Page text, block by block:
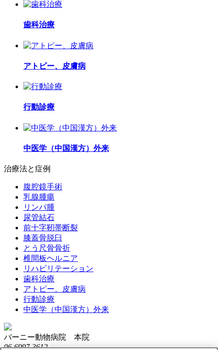
歯科治療
アトピー、皮膚病
行動診療
中医学（中国漢方）外来
治療法と症例
腹腔鏡手術
乳腺腫瘍
リンパ腫
尿管結石
前十字靭帯断裂
膝蓋骨脱臼
とう尺骨骨折
椎間板ヘルニア
リハビリテーション
歯科治療
アトピー、皮膚病
行動診療
中医学（中国漢方）外来
バーニー動物病院 本院
06-6997-3612